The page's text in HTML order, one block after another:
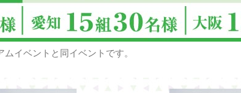
イベントと同イベントです。